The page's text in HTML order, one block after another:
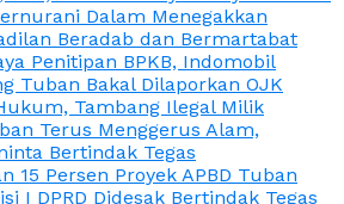
Dalam Menegakkan
Beradab dan Bermartabat
Penitipan BPKB, Indomobil
Tuban Bakal Dilaporkan OJK
Tambang Ilegal Milik
Terus Menggerus Alam,
Bertindak Tegas
15 Persen Proyek APBD Tuban
I DPRD Didesak Bertindak Tegas